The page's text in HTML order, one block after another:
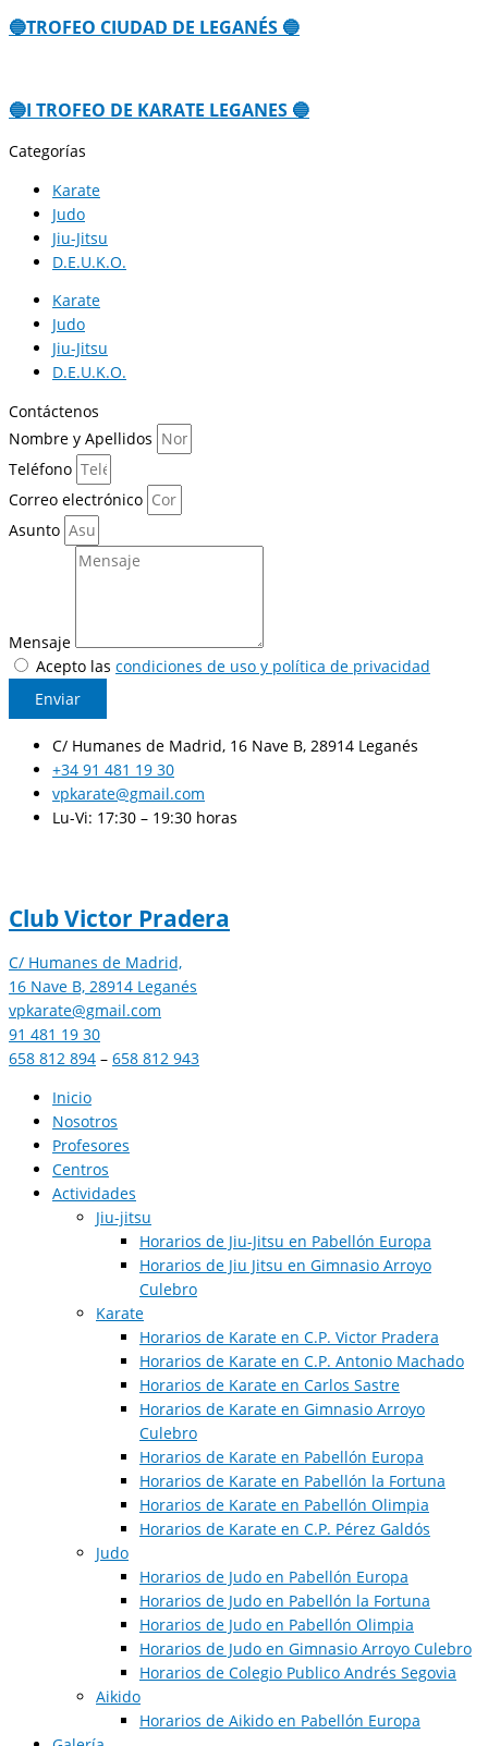
🔵TROFEO CIUDAD DE LEGANÉS 🔵
🔵I TROFEO DE KARATE LEGANES 🔵
Categorías
Karate
Judo
Jiu-Jitsu
D.E.U.K.O.
Karate
Judo
Jiu-Jitsu
D.E.U.K.O.
Contáctenos
Nombre y Apellidos
Teléfono
Correo electrónico
Asunto
Mensaje
Acepto las condiciones de uso y política de privacidad
Enviar
C/ Humanes de Madrid, 16 Nave B, 28914 Leganés
+34 91 481 19 30
vpkarate@gmail.com
Lu-Vi: 17:30 – 19:30 horas
Club Victor Pradera
C/ Humanes de Madrid,
16 Nave B, 28914 Leganés
vpkarate@gmail.com
91 481 19 30
658 812 894 – 658 812 943
Inicio
Nosotros
Profesores
Centros
Actividades
Jiu-jitsu
Horarios de Jiu-Jitsu en Pabellón Europa
Horarios de Jiu Jitsu en Gimnasio Arroyo
Culebro
Karate
Horarios de Karate en C.P. Victor Pradera
Horarios de Karate en C.P. Antonio Machado
Horarios de Karate en Carlos Sastre
Horarios de Karate en Gimnasio Arroyo
Culebro
Horarios de Karate en Pabellón Europa
Horarios de Karate en Pabellón la Fortuna
Horarios de Karate en Pabellón Olimpia
Horarios de Karate en C.P. Pérez Galdós
Judo
Horarios de Judo en Pabellón Europa​
Horarios de Judo en Pabellón la Fortuna
Horarios de Judo en Pabellón Olimpia
Horarios de Judo en Gimnasio Arroyo Culebro
Horarios de Colegio Publico Andrés Segovia
Aikido
Horarios de Aikido en Pabellón Europa​